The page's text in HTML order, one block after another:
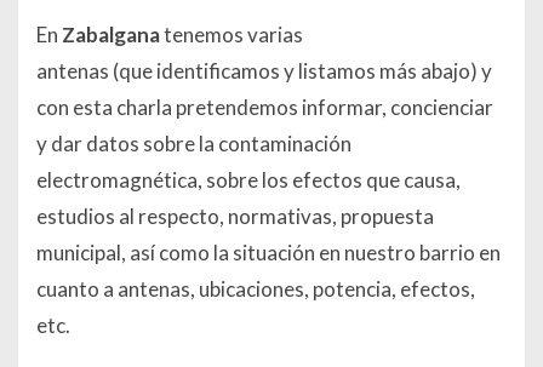
En Zabalganatenemos varias
antenas (que identificamos y listamos más abajo) y
con esta charla pretendemos informar, concienciar
y dar datos sobre la contaminación
electromagnética, sobre los efectos que causa,
estudios al respecto, normativas, propuesta
municipal, así como la situación en nuestro barrio en
cuanto a antenas, ubicaciones, potencia, efectos,
etc.